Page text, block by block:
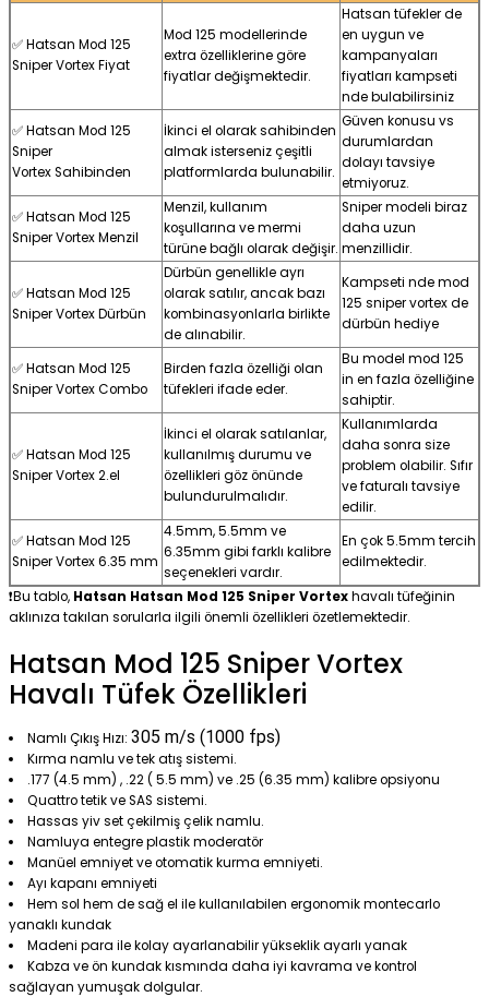
✅ Hatsan Mod 125
Sniper Vortex Fiyat
Mod 125 modellerinde
extra özelliklerine göre
fiyatlar değişmektedir.
Hatsan tüfekler de
en uygun ve
kampanyaları
fiyatları kampseti
nde bulabilirsiniz
✅ Hatsan Mod 125
Sniper
Vortex Sahibinden
İkinci el olarak sahibinden
almak isterseniz çeşitli
platformlarda bulunabilir.
Güven konusu vs
durumlardan
dolayı tavsiye
etmiyoruz.
✅ Hatsan Mod 125
Sniper Vortex Menzil
Menzil, kullanım
koşullarına ve mermi
türüne bağlı olarak değişir.
Sniper modeli biraz
daha uzun
menzillidir.
✅ Hatsan Mod 125
Sniper Vortex Dürbün
Dürbün genellikle ayrı
olarak satılır, ancak bazı
kombinasyonlarla birlikte
de alınabilir.
Kampseti nde mod
125 sniper vortex de
dürbün hediye
✅ Hatsan Mod 125
Sniper Vortex Combo
Birden fazla özelliği olan
tüfekleri ifade eder.
Bu model mod 125
in en fazla özelliğine
sahiptir.
✅ Hatsan Mod 125
Sniper Vortex 2.el
İkinci el olarak satılanlar,
kullanılmış durumu ve
özellikleri göz önünde
bulundurulmalıdır.
Kullanımlarda
daha sonra size
problem olabilir. Sıfır
ve faturalı tavsiye
edilir.
✅ Hatsan Mod 125
Sniper Vortex 6.35 mm
4.5mm, 5.5mm ve
6.35mm gibi farklı kalibre
seçenekleri vardır.
En çok 5.5mm tercih
edilmektedir.
❗️Bu tablo, Hatsan Hatsan Mod 125 Sniper Vortexhavalı tüfeğinin
aklınıza takılan sorularla ilgili önemli özellikleri özetlemektedir.
Hatsan Mod 125 Sniper Vortex
Havalı Tüfek Özellikleri
Namlı Çıkış Hızı: 305 m/s (1000 fps)
Kırma namlu ve tek atış sistemi.
.177 (4.5 mm) , .22 ( 5.5 mm) ve .25 (6.35 mm) kalibre opsiyonu
Quattro tetik ve SAS sistemi.
Hassas yiv set çekilmiş çelik namlu.
Namluya entegre plastik moderatör
Manüel emniyet ve otomatik kurma emniyeti.
Ayı kapanı emniyeti
Hem sol hem de sağ el ile kullanılabilen ergonomik montecarlo
yanaklı kundak
Madeni para ile kolay ayarlanabilir yükseklik ayarlı yanak
Kabza ve ön kundak kısmında daha iyi kavrama ve kontrol
sağlayan yumuşak dolgular.